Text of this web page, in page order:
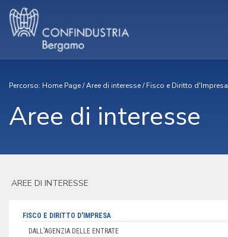
Percorso: Home Page/Aree di interesse/Fisco e Diritto d'Impresa
Aree di interesse
AREE DI INTERESSE
FISCO E DIRITTO D'IMPRESA
DALL'AGENZIA DELLE ENTRATE